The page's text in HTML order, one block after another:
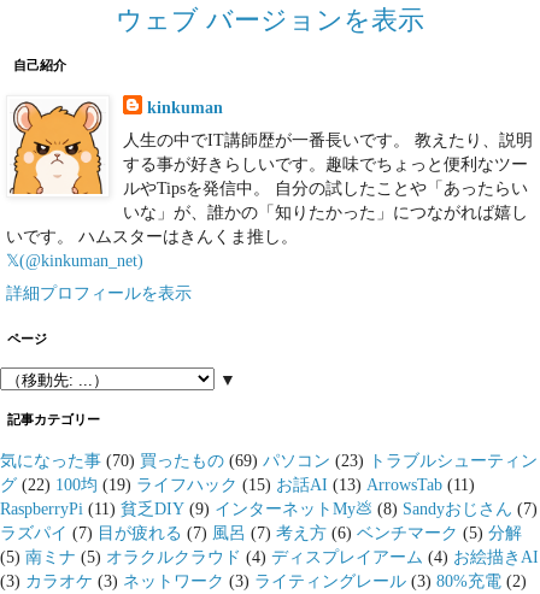
ウェブ バージョンを表示
自己紹介
kinkuman
人生の中でIT講師歴が一番長いです。 教えたり、説明
する事が好きらしいです。趣味でちょっと便利なツー
ルやTipsを発信中。 自分の試したことや「あったらい
いな」が、誰かの「知りたかった」につながれば嬉し
いです。 ハムスターはきんくま推し。
𝕏(@kinkuman_net)
詳細プロフィールを表示
ページ
▼
記事カテゴリー
気になった事 (70) 買ったもの (69) パソコン (23)
トラブルシューティン
グ (22) 100均 (19) ライフハック (15) お話AI (13) ArrowsTab (11)
RaspberryPi (11) 貧乏DIY (9) インターネットMy💩 (8) Sandyおじさん (7)
ラズパイ (7) 目が疲れる (7) 風呂 (7) 考え方 (6) ベンチマーク (5) 分解
(5) 南ミナ (5) オラクルクラウド (4) ディスプレイアーム (4) お絵描きAI
(3) カラオケ (3) ネットワーク (3) ライティングレール (3) 80%充電 (2)